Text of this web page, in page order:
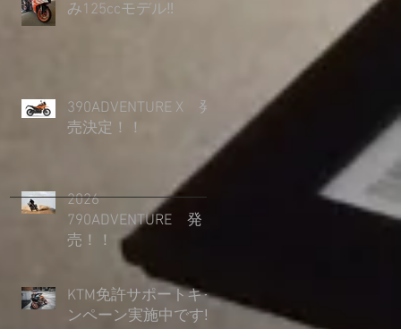
み125ccモデル‼
390ADVENTURE X 発
売決定！！
2026
790ADVENTURE 発
売！！
KTM免許サポートキャ
ンペーン実施中です‼